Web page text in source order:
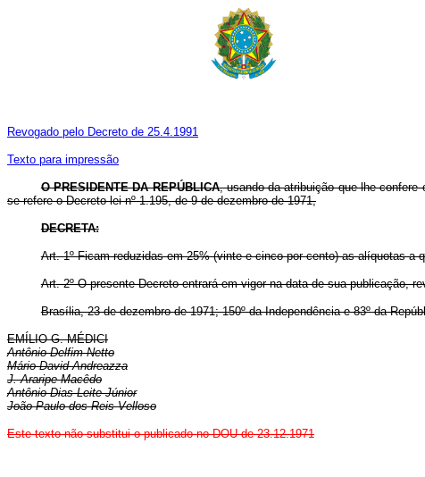
Revogado pelo Decreto de 25.4.1991
Texto para impressão
O PRESIDENTE DA REPÚBLICA, usando da atribuição que lhe confere
se refere o Decreto-lei nº 1.195, de 9 de dezembro de 1971,
DECRETA:
Art. 1º Ficam reduzidas em 25% (vinte e cinco por cento) as alíquotas a
Art. 2º O presente Decreto entrará em vigor na data de sua publicação,
Brasília, 23 de dezembro de 1971; 150º da Independência e 83º da
EMÍLIO G. MÉDICI
Antônio Delfim Netto
Mário David Andreazza
J. Araripe Macêdo
Antônio Dias Leite Júnior
João Paulo dos Reis Velloso
Este texto não substitui o publicado no DOU de 23.12.1971